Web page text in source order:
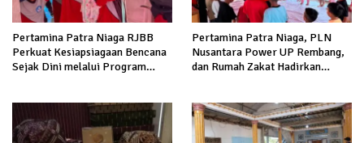
Pertamina Patra Niaga RJBB
Perkuat Kesiapsiagaan Bencana
Sejak Dini melalui Program
Pertamina Patra Niaga, PLN
Nusantara Power UP Rembang,
dan Rumah Zakat Hadirkan